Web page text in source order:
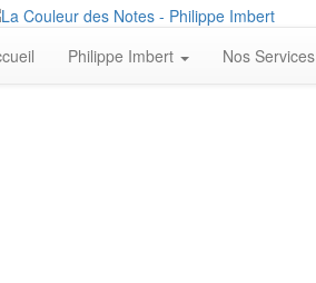
Philippe Imbert Nos Services